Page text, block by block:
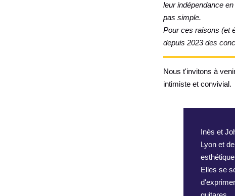
leur indépendance
pas simple.
Pour ces raisons (et
depuis 2023 des
Nous t'invitons à
intimiste et convivial.
Inès et
Lyon et
Elles se